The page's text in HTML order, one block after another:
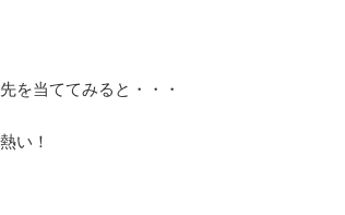
を当ててみると・・・
い！